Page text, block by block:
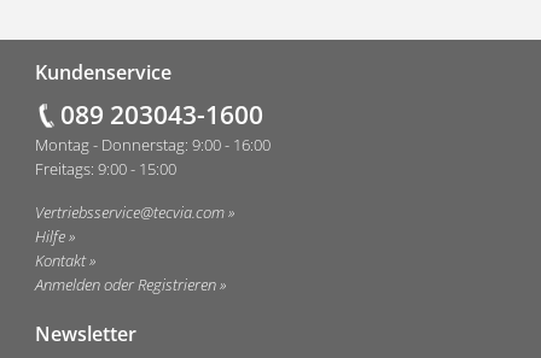
Kundenservice
089 203043-1600
Montag - Donnerstag: 9:00 - 16:00
Freitags: 9:00 - 15:00
Vertriebsservice@tecvia.com
Hilfe
Kontakt
Anmelden oder Registrieren
Newsletter